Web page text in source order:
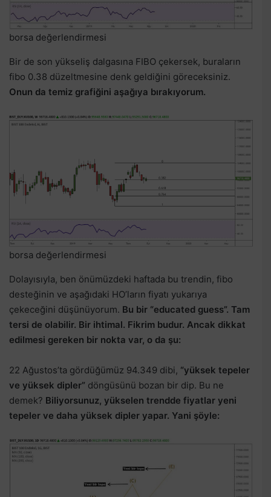
borsa değerlendirmesi
Bir de son yükseliş dalgasına FIBO çekersek, buraların
fibo 0.38 düzeltmesine denk geldiğini göreceksiniz.
Onun da temiz grafiğini aşağıya bırakıyorum.
borsa değerlendirmesi
Dolayısıyla, ben önümüzdeki haftada bu trendin, fibo
desteğinin ve aşağıdaki HO’ların fiyatı yukarıya
çekeceğini düşünüyorum. Bu bir “educated guess”. Tam
tersi de olabilir. Bir ihtimal. Fikrim budur. Ancak dikkat
edilmesi gereken bir nokta var, o da şu:
22 Ağustos’ta gördüğümüz 94.349 dibi, “yüksek tepeler
ve yüksek dipler” döngüsünü bozan bir dip. Bu ne
demek? Biliyorsunuz, yükselen trendde fiyatlar yeni
tepeler ve daha yüksek dipler yapar. Yani şöyle: